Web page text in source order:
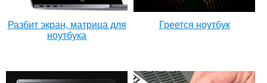
Разбит экран, матрица для
ноутбука
Греется ноутбук